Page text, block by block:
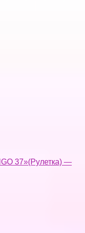
37»(Рулетка) —